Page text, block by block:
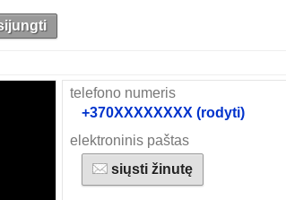
telefono numeris
+370XXXXXXXX (rodyti)
elektroninis paštas
siųsti žinutę